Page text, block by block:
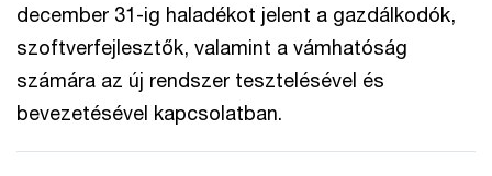
december 31-ig haladékot jelent a gazdálkodók,
szoftverfejlesztők, valamint a vámhatóság
számára az új rendszer tesztelésével és
bevezetésével kapcsolatban.